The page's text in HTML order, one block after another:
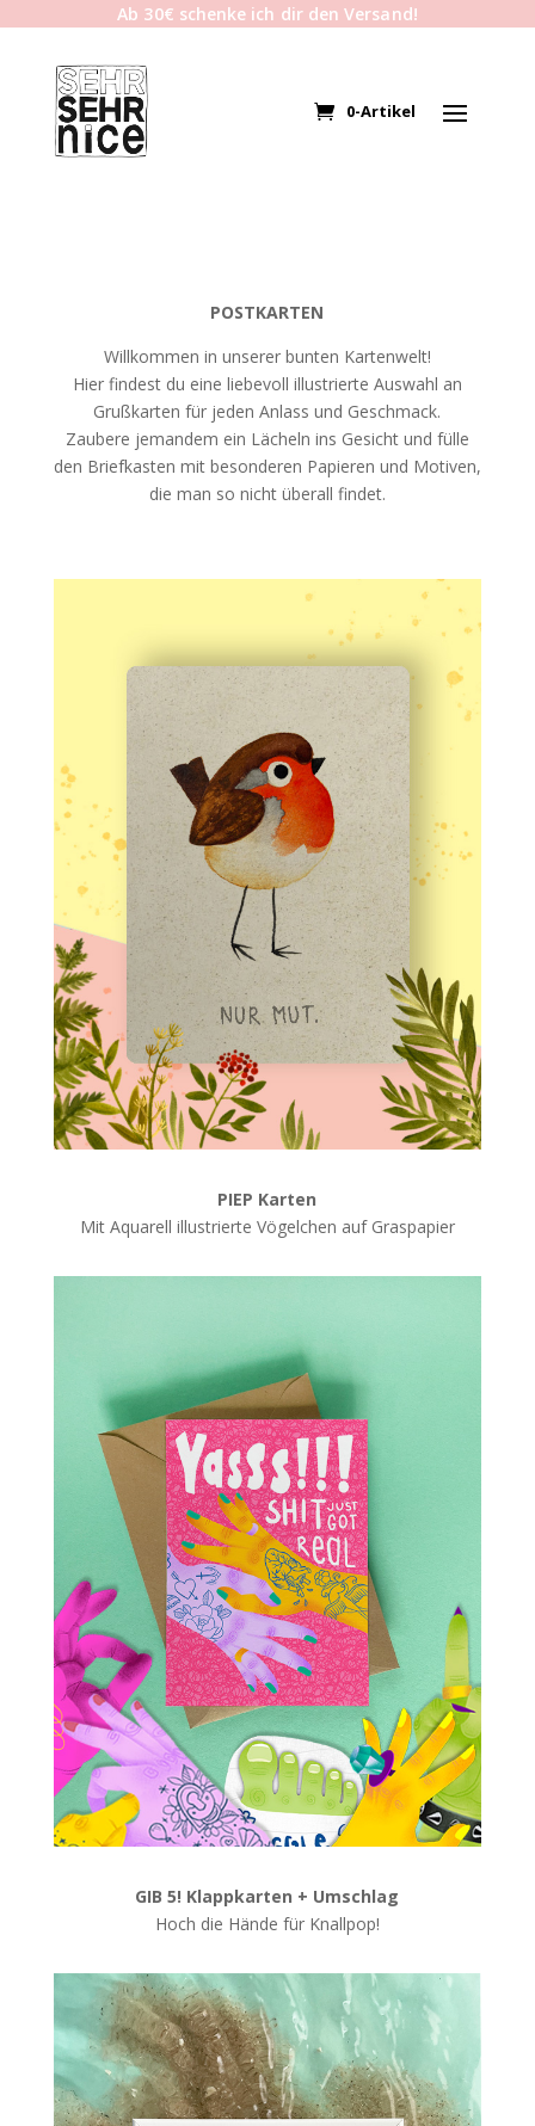
Ab 30€ schenke ich dir den Versand!
0-Artikel
POSTKARTEN
Willkommen in unserer bunten Kartenwelt!
Hier findest du eine liebevoll illustrierte Auswahl an
Grußkarten für jeden Anlass und Geschmack.
Zaubere jemandem ein Lächeln ins Gesicht und fülle
den Briefkasten mit besonderen Papieren und Motiven,
die man so nicht überall findet.
PIEP Karten
Mit Aquarell illustrierte Vögelchen auf Graspapier
GIB 5! Klappkarten + Umschlag
Hoch die Hände für Knallpop!